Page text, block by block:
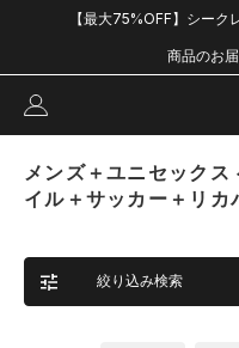
【最大75%OFF】シーク
商品のお
メンズ＋ユニセックス
イル＋サッカー＋リカ
絞り込み検索